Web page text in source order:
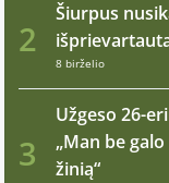
2
Šiurpus
8 birželio
3
Užgeso 26-
„Man be
žinią“